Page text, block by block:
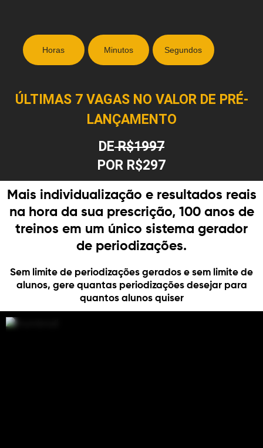
Horas Minutos Segundos
ÚLTIMAS 7 VAGAS NO VALOR DE PRÉ-
LANÇAMENTO
DER$1997
POR R$297
Mais individualização e resultados reais
na hora da sua prescrição, 100 anos de
treinos em um único sistema gerador
de periodizações.
Sem limite de periodizações gerados e sem limite de
alunos, gere quantas periodizações desejar para
quantos alunos quiser